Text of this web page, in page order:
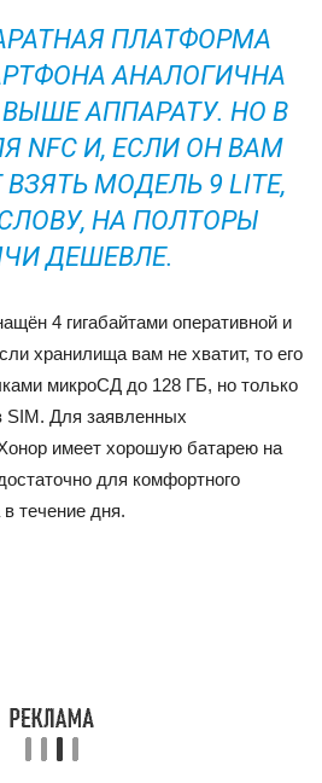
ПЛАТФОРМА
АНАЛОГИЧНА
АППАРАТУ. НО В
NFC И, ЕСЛИ ОН ВАМ
МОДЕЛЬ 9 LITE,
НА ПОЛТОРЫ
ДЕШЕВЛЕ.
4 гигабайтами оперативной и
хранилища вам не хватит, то его
микроСД до 128 ГБ, но только
SIM. Для заявленных
имеет хорошую батарею на
для комфортного
течение дня.